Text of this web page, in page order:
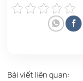
Bài viết liên quan: